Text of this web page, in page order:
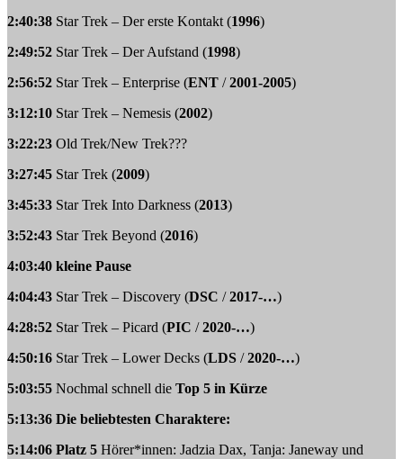
2:40:38 Star Trek – Der erste Kontakt (1996)
2:49:52 Star Trek – Der Aufstand (1998)
2:56:52 Star Trek – Enterprise (ENT /2001-2005)
3:12:10 Star Trek – Nemesis (2002)
3:22:23 Old Trek/New Trek???
3:27:45 Star Trek (2009)
3:45:33 Star Trek Into Darkness (2013)
3:52:43 Star Trek Beyond (2016)
4:03:40 kleine Pause
4:04:43 Star Trek – Discovery (DSC /2017-…)
4:28:52 Star Trek – Picard (PIC /2020-…)
4:50:16 Star Trek – Lower Decks (LDS /2020-…)
5:03:55 Nochmal schnell die Top 5 in Kürze
5:13:36 Die beliebtesten Charaktere:
5:14:06 Platz 5 Hörer*innen: Jadzia Dax, Tanja: Janeway und